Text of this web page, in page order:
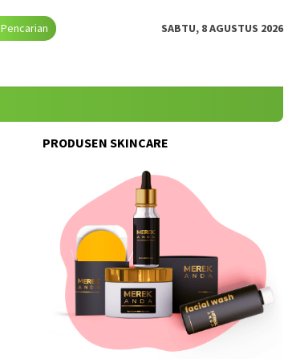
Pencarian SABTU, 8 AGUSTUS 2026
PRODUSEN SKINCARE